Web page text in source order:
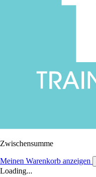
Zwischensumme
Meinen Warenkorb anzeigen
Loading...